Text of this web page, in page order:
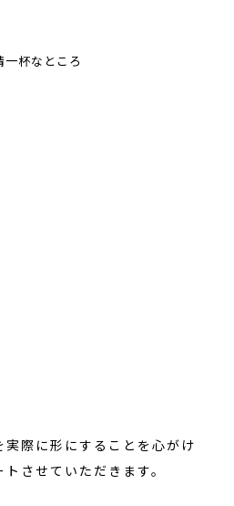
杯なところ
際に形にすることを心がけ
させていただきます。